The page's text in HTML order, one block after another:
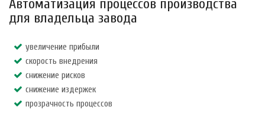
Автоматизация процессов производства
для владельца завода
увеличение прибыли
скорость внедрения
снижение рисков
снижение издержек
прозрачность процессов